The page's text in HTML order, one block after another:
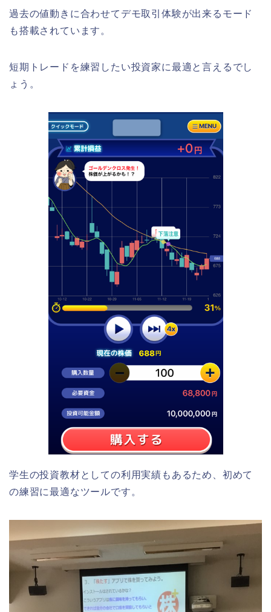
過去の値動きに合わせてデモ取引体験が出来るモード
も搭載されています。
短期トレードを練習したい投資家に最適と言えるでし
ょう。
学生の投資教材としての利用実績もあるため、初めて
の練習に最適なツールです。